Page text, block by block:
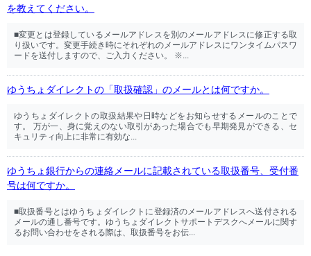
を教えてください。
■変更とは登録しているメールアドレスを別のメールアドレスに修正する取
り扱いです。変更手続き時にそれぞれのメールアドレスにワンタイムパスワ
ードを送付しますので、ご入力ください。 ※...
ゆうちょダイレクトの「取扱確認」のメールとは何ですか。
ゆうちょダイレクトの取扱結果や日時などをお知らせするメールのことで
す。 万が一、身に覚えのない取引があった場合でも早期発見ができる、セ
キュリティ向上に非常に有効な...
ゆうちょ銀行からの連絡メールに記載されている取扱番号、受付番
号は何ですか。
■取扱番号とはゆうちょダイレクトに登録済のメールアドレスへ送付される
メールの通し番号です。ゆうちょダイレクトサポートデスクへメールに関す
るお問い合わせをされる際は、取扱番号をお伝...